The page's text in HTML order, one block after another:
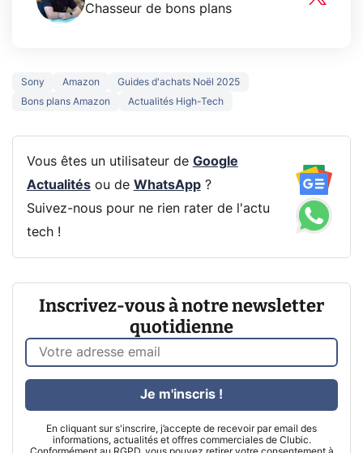
Chasseur de bons plans
Sony Amazon
Guides d'achats Noël 2025
Bons plans Amazon
Actualités High-Tech
Vous êtes un utilisateur de Google
Actualitésou de WhatsApp?
Suivez-nous pour ne rien rater de l'actu
tech !
Inscrivez-vous à notre newsletter
quotidienne
En cliquant sur s'inscrire, j’accepte de recevoir par email des
informations, actualités et offres commerciales de Clubic.
Je m'inscris !